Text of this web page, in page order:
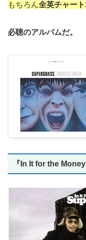
もちろん全英チャー
必聴のアルバムだ。
『In It for the